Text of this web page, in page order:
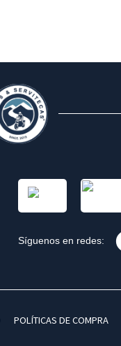
Síguenos en redes:
POLÍTICAS DE COMPRA